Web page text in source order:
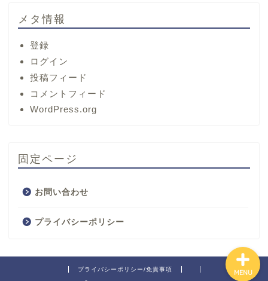
メタ情報
登録
ログイン
投稿フィード
コメントフィード
WordPress.org
固定ページ
お問い合わせ
プライバシーポリシー
プライバシーポリシー/免責事項 MENU
プロフィール